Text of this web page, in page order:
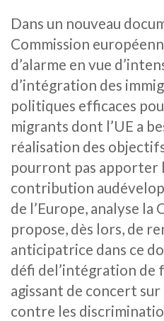
Dans un nouveau
Commission
d’alarme en vue
d’intégration des
politiques efficaces
migrants dont l’UE a
réalisation des
pourront pas apporter
contribution
de l’Europe, analyse la
propose, dès lors, de
anticipatrice dans ce
défi del’intégration de
agissant de concert
contre les